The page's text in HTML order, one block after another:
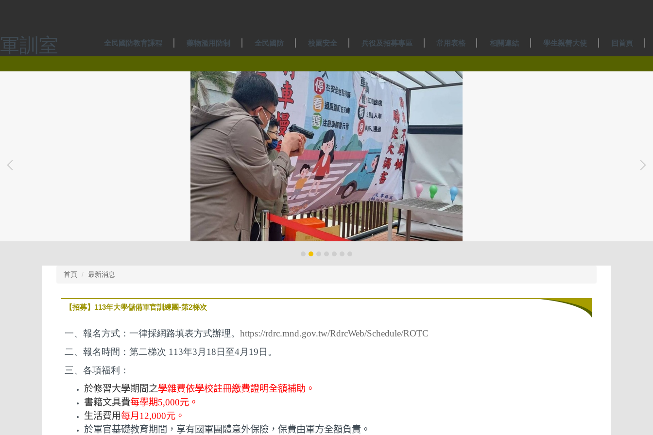
要
內
容
軍訓室 全民國防教育課程 藥物濫用防制 全民國防 校園安全 兵役及招募專區 常用表格 相關連結 學生親善大使 回首頁
首頁 最新消息
【招募】113年大學儲備軍官訓練團-第2梯次
一、報名方式：一律採網路填表方式辦理。 https://rdrc.mnd.gov.tw/RdrcWeb/Schedule/ROTC
二、報名時間：第二梯次 113年3月18日至4月19日。
三、各項福利：
於修習大學期間之學雜費依學校註冊繳費證明全額補助。
書籍文具費每學期5,000元。
生活費用每月 12,000元。
於軍官基礎教育期間，享有國軍團體意外保險，保費由軍方全額負責。